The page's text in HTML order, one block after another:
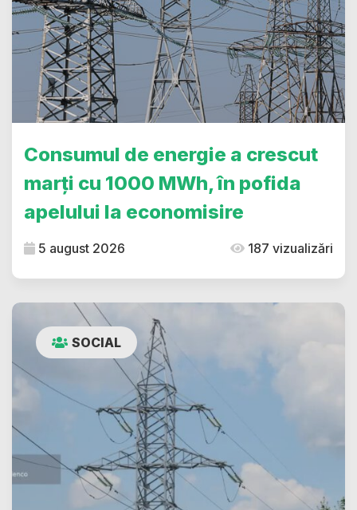
Consumul de energie a crescut
marți cu 1000 MWh, în pofida
apelului la economisire
5 august 2026 187 vizualizări
SOCIAL